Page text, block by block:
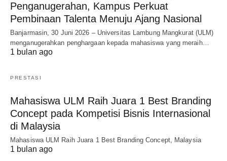
Penganugerahan, Kampus Perkuat
Pembinaan Talenta Menuju Ajang Nasional
Banjarmasin, 30 Juni 2026 – Universitas Lambung Mangkurat (ULM)
menganugerahkan penghargaan kepada mahasiswa yang meraih…
1 bulan ago
PRESTASI
Mahasiswa ULM Raih Juara 1 Best Branding
Concept pada Kompetisi Bisnis Internasional
di Malaysia
Mahasiswa ULM Raih Juara 1 Best Branding Concept, Malaysia
1 bulan ago